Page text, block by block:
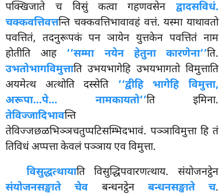
पक्खिजाते च विसुं कत्वा गहणवसेन द्वादसविधं.
चक्कवत्तिवत्तन्ति चक्कवत्तिभावावहं वत्तं. यस्मा याथावतो
पवत्तितं, तदनुरूपकं पन ञायेन युत्तकेन पवत्तितं नाम
होतीति आह ‘‘सम्मा नयेन हेतुना कारणेना’’ति.
उभतोभागविमुत्ताति उभयभागेहि उभयभागतो विमुत्ताति
अयमेत्थ अत्थोति दस्सेति ‘‘द्वीहि भागेहि विमुत्ता,
अरूपा…पे… नामकायतो’’ति इमिना.
तेविज्जादिभावन्ति
तेविज्जछळभिञ्ञचतुप्पटिसम्भिदभावं. पञ्ञाविमुत्ता हि तं
तिविधं अप्पत्ता केवलं पञ्ञाय एव विमुत्ता.
विसुद्धत्थायाति विसुद्धिपवारणत्थाय. संयोजनट्ठेन
संयोजनसङ्खाते चेव बन्धनट्ठेन बन्धनसङ्खाते च.